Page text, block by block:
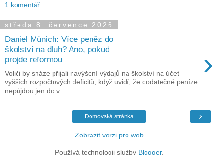
1 komentář:
středa 8. července 2026
Daniel Münich: Více peněz do
školství na dluh? Ano, pokud
projde reformou
›
Voliči by snáze přijali navýšení výdajů na školství na účet
vyšších rozpočtových deficitů, když uvidí, že dodatečné peníze
nepůjdou jen do v...
›
Domovská stránka
Zobrazit verzi pro web
Používá technologii služby Blogger.